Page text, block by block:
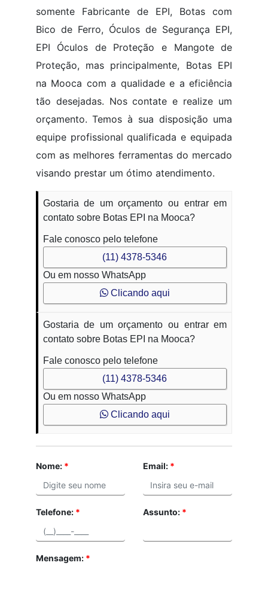
somente Fabricante de EPI, Botas com
Bico de Ferro, Óculos de Segurança EPI,
EPI Óculos de Proteção e Mangote de
Proteção, mas principalmente, Botas EPI
na Mooca com a qualidade e a eficiência
tão desejadas. Nos contate e realize um
orçamento. Temos à sua disposição uma
equipe profissional qualificada e equipada
com as melhores ferramentas do mercado
visando prestar um ótimo atendimento.
Gostaria de um orçamento ou entrar em
contato sobre Botas EPI na Mooca?
Fale conosco pelo telefone
(11) 4378-5346
Ou em nosso WhatsApp
Clicando aqui
Gostaria de um orçamento ou entrar em
contato sobre Botas EPI na Mooca?
Fale conosco pelo telefone
(11) 4378-5346
Ou em nosso WhatsApp
Clicando aqui
Nome: * Email: *
Telefone: * Assunto: *
Mensagem: *